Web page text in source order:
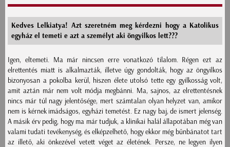
Kedves Lelkiatya! Azt szeretném meg kérdezni hogy a Katolikus
egyház el temeti e azt a személyt aki öngyilkos lett???
Igen, eltemeti. Ma már nincsen erre vonatkozó tilalom. Régen ezt az
elrettentés miatt is alkalmazták, illetve úgy gondolták, hogy az öngyilkos
bizonyosan a pokolba kerül, hiszen élete utolsó tette egy gyilkosság volt,
amit aztán már nem volt módja megbánni. Ma, sajnos, az elrettentésnek
nincs már túl nagy jelentősége, mert számtalan olyan helyzet van, amikor
nem is kérnek imádságos, egyházi temetést. Ez nagy baj, de ismert jelenség.
A másik érv pedig, hogy ma már tudjuk, a klinikai halál állapotában még van
valami tudati tevékenység, és elképzelhető, hogy ekkor még bűnbánatot tart
az illető, aki önkezével vetett véget az életének. Persze, ne legyen ilyen